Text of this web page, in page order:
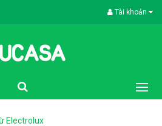
Tài khoản
Electrolux